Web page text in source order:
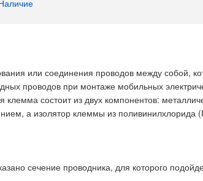
или соединения проводов между собой,
проводов при монтаже мобильных
состоит из двух компонентов:
а изолятор клеммы из
сечение проводника, для которого